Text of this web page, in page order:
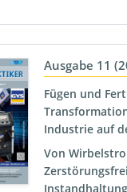
Ausgabe 11
Fügen und
Industrie auf
Von